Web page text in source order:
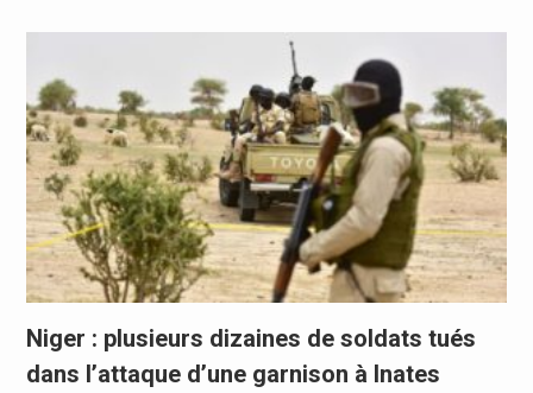
Niger : plusieurs dizaines de soldats tués
dans l’attaque d’une garnison à Inates